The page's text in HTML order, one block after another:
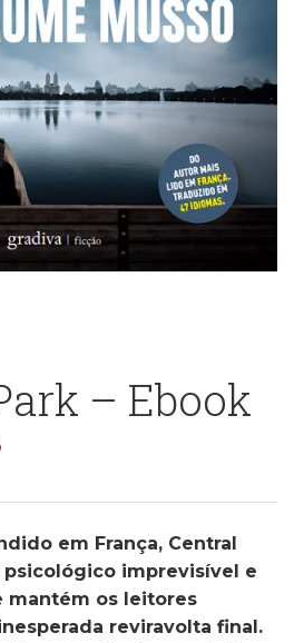
– Ebook
em França, Central
psicológico imprevisível e
mantém os leitores
reviravolta final.